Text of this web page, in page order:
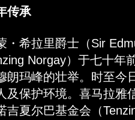
传承
・希拉里爵士（Sir
Norgay）于七十
朗玛峰的壮举。时至今
及保护环境。喜马拉雅
吉夏尔巴基金会（